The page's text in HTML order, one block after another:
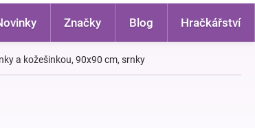
Značky Blog Hračkářství
a kožešinkou, 90x90 cm, srnky